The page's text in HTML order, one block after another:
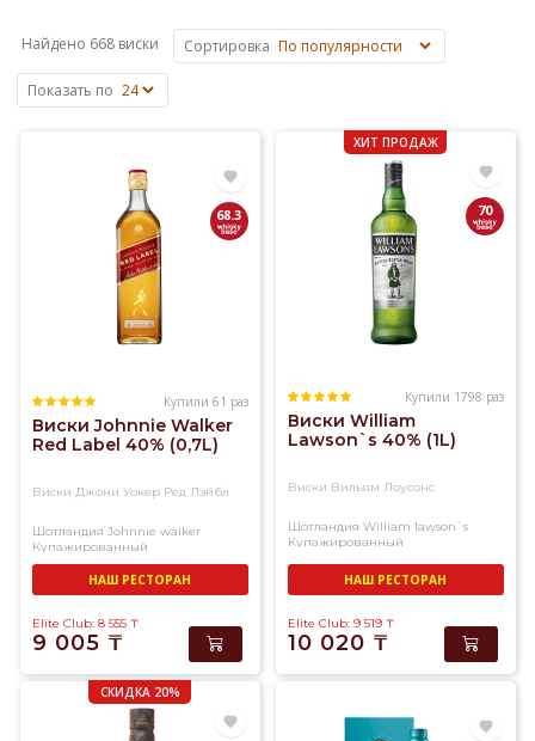
основе
ячменя,
пшеницы,
Канаде,
известен
японский
виски.
вы
найдете
огромный
ассортимент
солодового
Найдено 668 виски Сортировка
Показать по
68.3
Купили 61 раз
Виски Johnnie Walker
Red Label 40% (0,7L)
Виски Джони Уокер Ред Лэйбл
Шотландия Johnnie walker
Купажированный
НАШ РЕСТОРАН
Elite Club: 8 555 ₸
9 005 ₸
ХИТ ПРОДАЖ
70
Купили 1798 раз
Виски William
Lawson`s 40% (1L)
Виски Вильям Лоусонс
Шотландия William lawson`s
Купажированный
НАШ РЕСТОРАН
Elite Club: 9 519 ₸
10 020 ₸
СКИДКА 20%